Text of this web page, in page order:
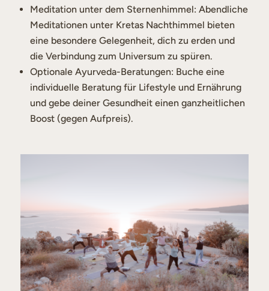
Meditation unter dem Sternenhimmel: Abendliche
Meditationen unter Kretas Nachthimmel bieten
eine besondere Gelegenheit, dich zu erden und
die Verbindung zum Universum zu spüren.
Optionale Ayurveda-Beratungen: Buche eine
individuelle Beratung für Lifestyle und Ernährung
und gebe deiner Gesundheit einen ganzheitlichen
Boost (gegen Aufpreis).